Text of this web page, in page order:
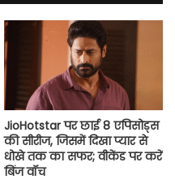
JioHotstar पर छाई 8 एपिसोड्स
की सीरीज, जिसमें दिखा प्यार से
धोखे तक का सफर; वीकेंड पर करें
बिंज वॉच